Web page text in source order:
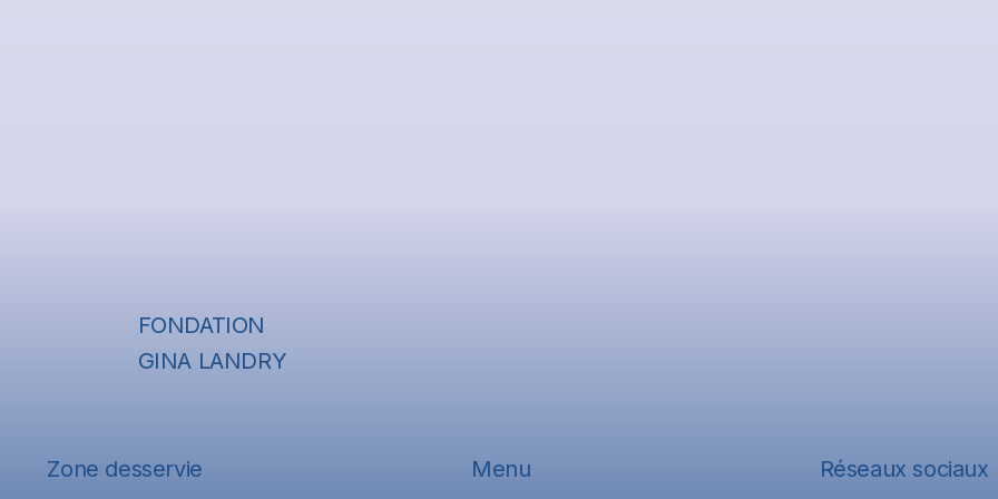
FONDATION
GINA LANDRY
Zone desservie Menu Réseaux sociaux